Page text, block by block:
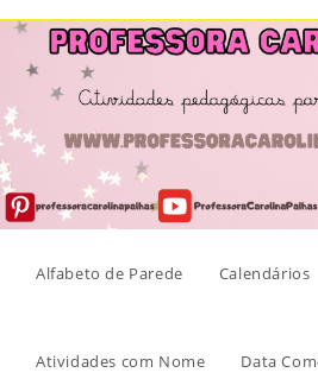
Skip
content
Alfabeto de Parede Calendários
Atividades com Nome Data